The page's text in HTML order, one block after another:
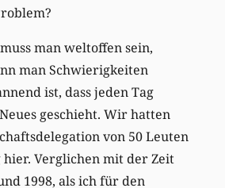
man weltoffen sein,
man Schwierigkeiten
ist, dass jeden Tag
geschieht. Wir hatten
von 50 Leuten
Verglichen mit der Zeit
1998, als ich für den